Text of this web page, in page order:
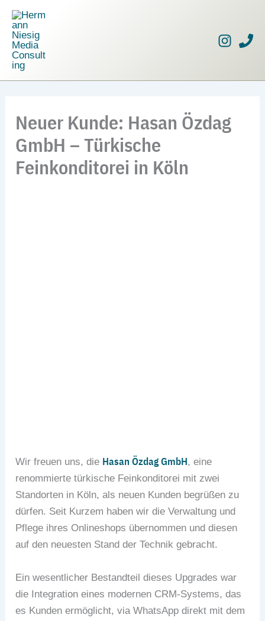
Zum
Inhalt
springen
Neuer Kunde: Hasan Özdag
GmbH – Türkische
Feinkonditorei in Köln
Wir freuen uns, die Hasan Özdag GmbH, eine
renommierte türkische Feinkonditorei mit zwei
Standorten in Köln, als neuen Kunden begrüßen zu
dürfen. Seit Kurzem haben wir die Verwaltung und
Pflege ihres Onlineshops übernommen und diesen
auf den neuesten Stand der Technik gebracht.
Ein wesentlicher Bestandteil dieses Upgrades war
die Integration eines modernen CRM-Systems, das
es Kunden ermöglicht, via WhatsApp direkt mit dem